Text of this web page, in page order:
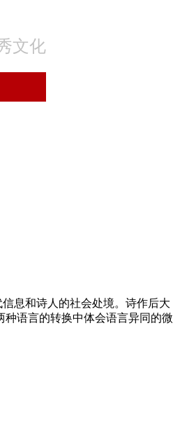
文化
息和诗人的社会处境。诗作后大
语言的转换中体会语言异同的微